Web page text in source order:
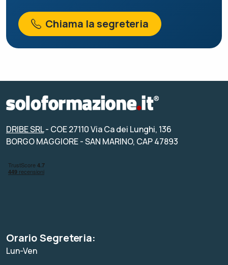
Chiama la segreteria
DRIBE SRL- COE 27110 Via Ca dei Lunghi, 136
BORGO MAGGIORE - SAN MARINO, CAP 47893
Orario Segreteria:
Lun-Ven